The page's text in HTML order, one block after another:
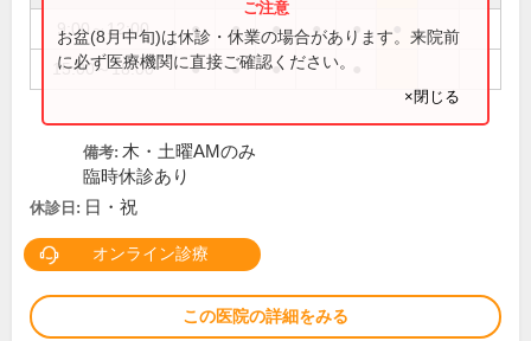
9:00～12:00 ● ● ● ● ●
15:00～18:00 ● ● ●
お盆(8月中旬)は休診・休業の場合があります。来院前
に必ず医療機関に直接ご確認ください。
×閉じる
備考: 木・土曜AMのみ
臨時休診あり
休診日: 日・祝
オンライン診療
この医院の詳細をみる